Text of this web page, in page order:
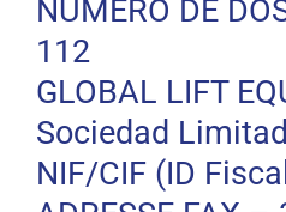
NUMÉRO DE
112
GLOBAL LIFT
Sociedad
NIF/CIF (ID